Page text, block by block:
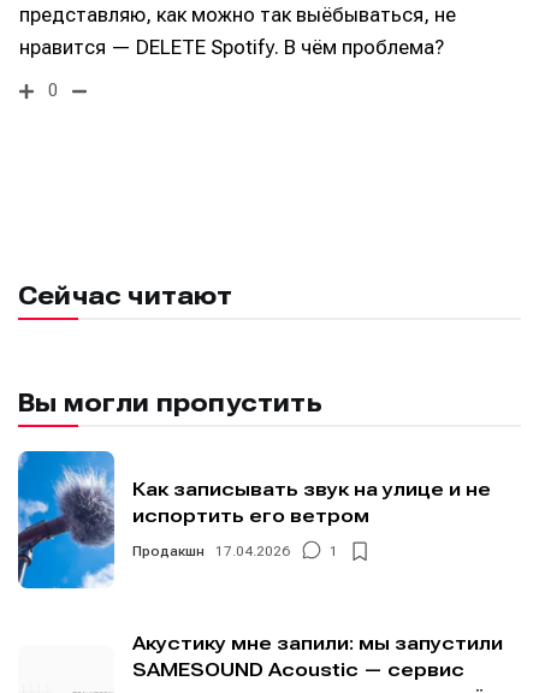
представляю, как можно так выёбываться, не
нравится — DELETE Spotify. В чём проблема?
0
Сейчас читают
Вы могли пропустить
Как записывать звук на улице и не
испортить его ветром
Продакшн 17.04.2026 1
Акустику мне запили: мы запустили
SAMESOUND Acoustic — сервис